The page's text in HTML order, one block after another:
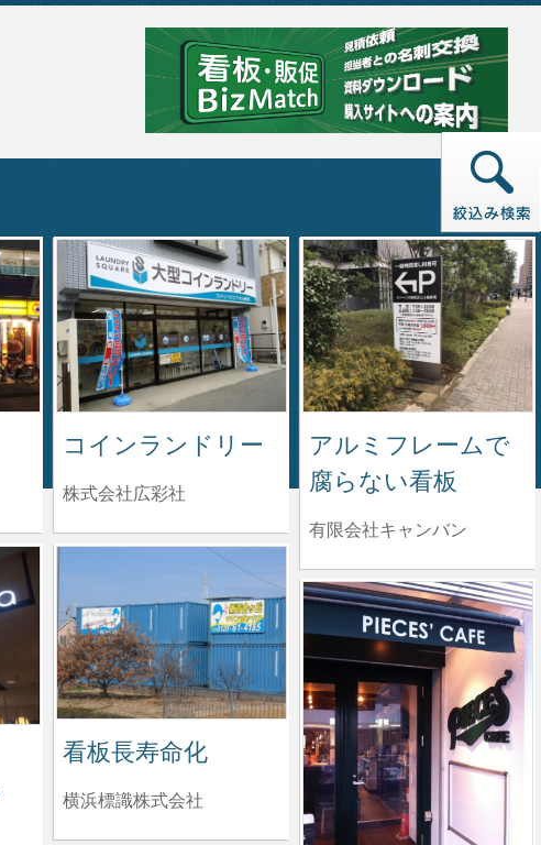
コインランドリー
株式会社広彩社
アルミフレームで
腐らない看板
有限会社キャンバン
看板長寿命化
横浜標識株式会社